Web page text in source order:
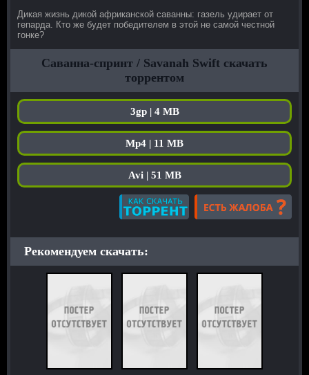
Дикая жизнь дикой африканской саванны: газель удирает от
гепарда. Кто же будет победителем в этой не самой честной
гонке?
Саванна-спринт / Savanah Swift скачать
торрентом
3gp | 4 MB
Mp4 | 11 MB
Avi | 51 MB
Рекомендуем скачать: